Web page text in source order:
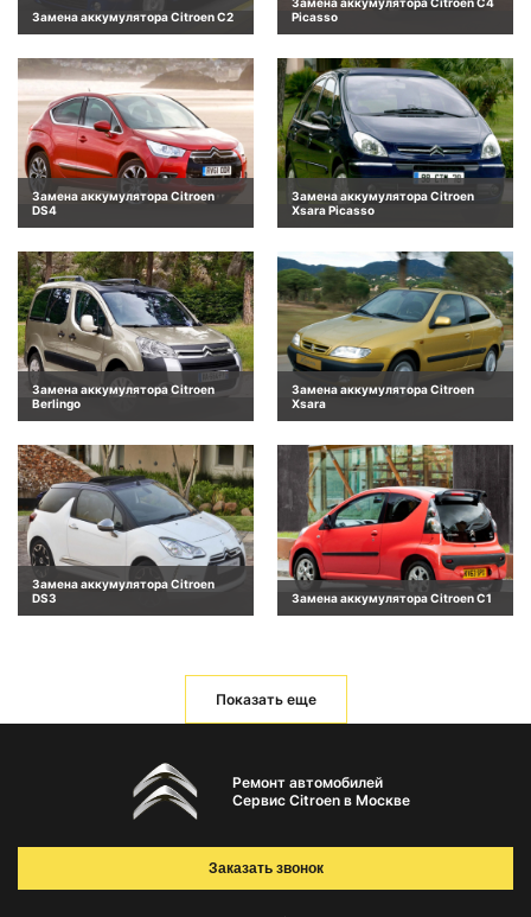
Замена аккумулятора Citroen C2
Picasso
Замена аккумулятора Citroen
DS4
Замена аккумулятора Citroen
Xsara Picasso
Замена аккумулятора Citroen
Berlingo
Замена аккумулятора Citroen
Xsara
Замена аккумулятора Citroen
DS3
Замена аккумулятора Citroen C1
Показать еще
Ремонт автомобилей
Сервис Citroen в Москве
Заказать звонок